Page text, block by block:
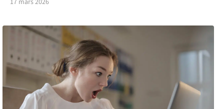
17 mars 2026